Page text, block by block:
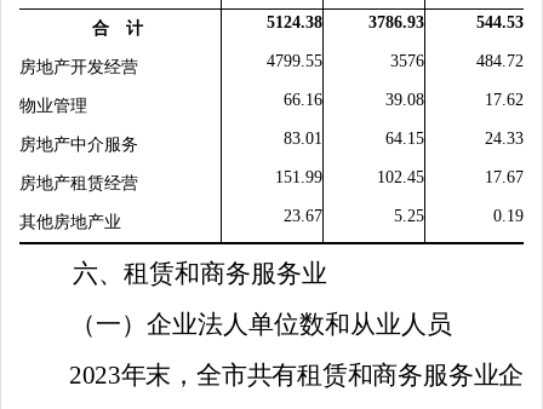
合 计 5124.38 3786.93 544.53
房地产开发经营 4799.55 3576 484.72
物业管理 66.16 39.08 17.62
房地产中介服务 83.01 64.15 24.33
房地产租赁经营 151.99 102.45 17.67
其他房地产业 23.67 5.25 0.19
六、租赁和商务服务业
（一）企业法人单位数和从业人员
2023年末，全市共有租赁和商务服务业企